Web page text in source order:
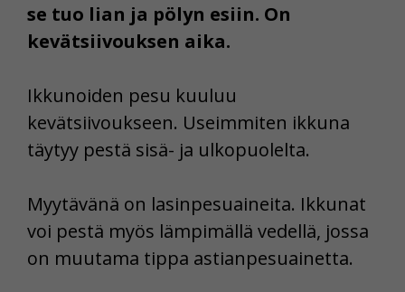
se tuo lian ja pölyn esiin. On
kevätsiivouksen aika.
Ikkunoiden pesu kuuluu
kevätsiivoukseen. Useimmiten ikkuna
täytyy pestä sisä- ja ulkopuolelta.
Myytävänä on lasinpesuaineita. Ikkunat
voi pestä myös lämpimällä vedellä, jossa
on muutama tippa astianpesuainetta.